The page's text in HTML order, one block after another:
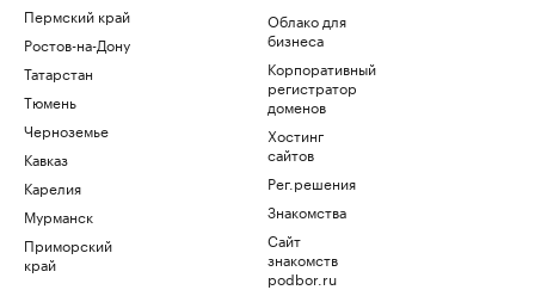
Пермский край
Ростов-на-Дону
Татарстан
Тюмень
Черноземье
Кавказ
Карелия
Мурманск
Приморский
край
Облако для
бизнеса
Корпоративный
регистратор
доменов
Хостинг
сайтов
Рег.решения
Знакомства
Сайт
знакомств
podbor.ru